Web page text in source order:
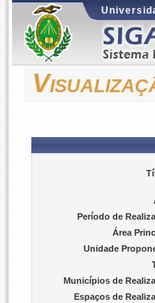
Período de
Área
Unidade
Municípios de
Espaços de